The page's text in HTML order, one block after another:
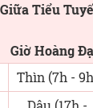
Giữa Tiểu
Giờ Hoàng
Thìn (7h -